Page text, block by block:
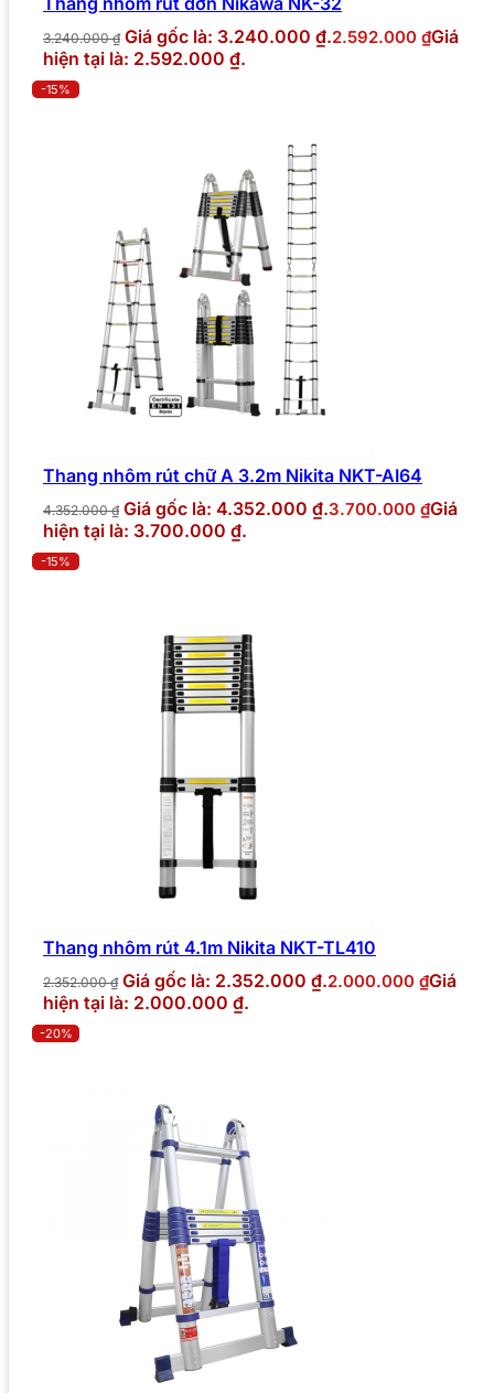
3.240.000₫ Giá gốc là: 3.240.000 ₫.2.592.000 ₫Giá
hiện tại là: 2.592.000 ₫.
-15%
Thang nhôm rút chữ A 3.2m Nikita NKT-AI64
4.352.000₫ Giá gốc là: 4.352.000 ₫.3.700.000 ₫Giá
hiện tại là: 3.700.000 ₫.
-15%
Thang nhôm rút 4.1m Nikita NKT-TL410
2.352.000₫ Giá gốc là: 2.352.000 ₫.2.000.000 ₫Giá
hiện tại là: 2.000.000 ₫.
-20%